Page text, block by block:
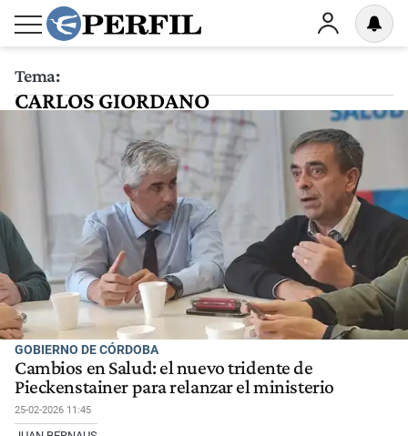
Tema:
CARLOS GIORDANO
GOBIERNO DE CÓRDOBA
Cambios en Salud: el nuevo tridente de
Pieckenstainer para relanzar el ministerio
25-02-2026 11:45